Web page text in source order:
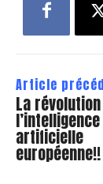
Article
La
l’intelligence
artificielle
européenne!!